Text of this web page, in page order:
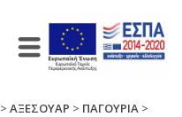
>ΑΞΕΣΟΥΑΡ > ΠΑΓΟΥΡΙΑ >